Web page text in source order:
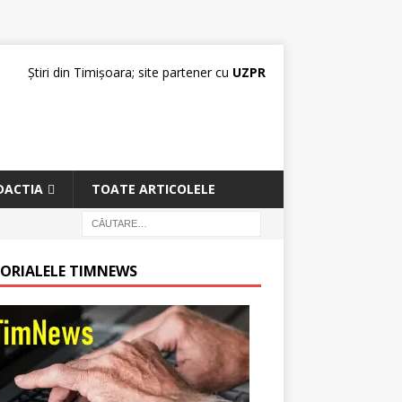
Știri din Timișoara; site partener cu UZPR
TOATE ARTICOLELE
TIMNEWS